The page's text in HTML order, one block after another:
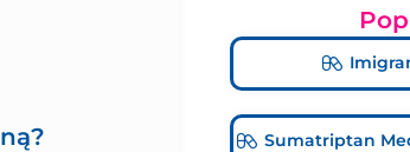
Sumatriptan